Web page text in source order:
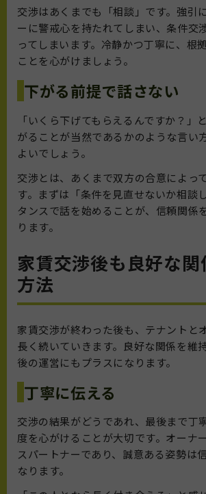
交渉はあくまでも「相談」です。強引
ーに警戒心を持たれてしまい、条件交
ってしまいます。冷静かつ丁寧に、根
ことを心がけましょう。
下がる前提で話さない
「いくら下げてもらえるんですか？」
がることが当然であるかのような言い
よいでしょう。
交渉とは、あくまで双方の合意によっ
す。まずは「条件を見直せないか相談
タンスで話を始めることが、信頼関係
ります。
家賃交渉後も良好な関
方法
家賃交渉が終わった後も、テナントと
長く続いていきます。良好な関係を維
後の運営にもプラスになります。
丁寧に伝える
交渉の結果がどうであれ、最後まで丁
度を心がけることが大切です。オーナ
スパートナーであり、誠意ある姿勢は
なります。